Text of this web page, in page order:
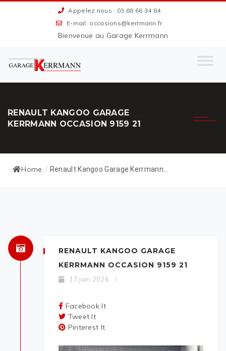
Appelez nous : 03 88 66 34 84
E-mail: occasions@kerrmann.fr
Bienvenue au Garage Kerrmann
RENAULT KANGOO GARAGE
KERRMANN OCCASION 9159 21
Home / Renault Kangoo Garage Kerrmann...
RENAULT KANGOO GARAGE
KERRMANN OCCASION 9159 21
17 juin 2026 /
Facebook It
Tweet It
Pinterest It